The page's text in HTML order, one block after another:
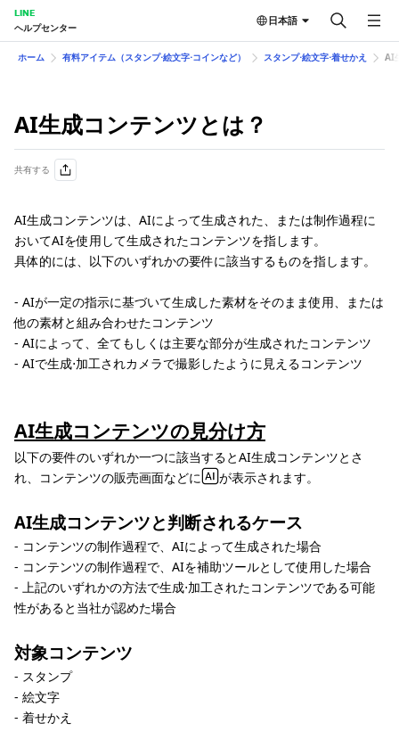
LINE
ヘルプセンター
日本語
ホーム 有料アイテム（スタンプ⋅絵文字⋅コインなど） スタンプ⋅絵文字⋅着せかえ AI
AI生成コンテンツとは？
共有する
AI生成コンテンツは、AIによって生成された、または制作過程に
おいてAIを使用して生成されたコンテンツを指します。
具体的には、以下のいずれかの要件に該当するものを指します。
- AIが一定の指示に基づいて生成した素材をそのまま使用、または
他の素材と組み合わせたコンテンツ
- AIによって、全てもしくは主要な部分が生成されたコンテンツ
- AIで生成⋅加工されカメラで撮影したように見えるコンテンツ
AI生成コンテンツの見分け方
以下の要件のいずれか一つに該当するとAI生成コンテンツとさ
れ、コンテンツの販売画面などに
が表示されます。
AI生成コンテンツと判断されるケース
- コンテンツの制作過程で、AIによって生成された場合
- コンテンツの制作過程で、AIを補助ツールとして使用した場合
- 上記のいずれかの方法で生成⋅加工されたコンテンツである可能
性があると当社が認めた場合
対象コンテンツ
- スタンプ
- 絵文字
- 着せかえ